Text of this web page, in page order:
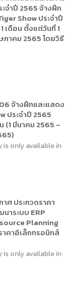
จำปี 2565 จ้างฝึก
Show ประจำปี
เดือน ตั้งแต่วันที่ 1
ภาคม 2565 โดยวิธี
จ้างฝึกและแสดง
ประจำปี 2565
(1 มีนาคม 2565 –
is only available in
าศ ประกวดราคา
าระบบ ERP
Planning
คาอิเล็กทรอนิกส์
is only available in